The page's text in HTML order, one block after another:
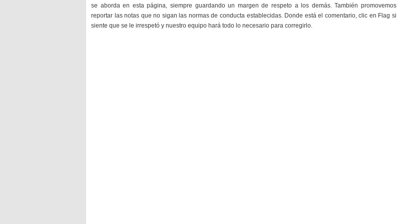
se aborda en esta página, siempre guardando un margen de respeto a los demás. También promovemos
reportar las notas que no sigan las normas de conducta establecidas. Donde está el comentario, clic en Flag si
siente que se le irrespetó y nuestro equipo hará todo lo necesario para corregirlo.